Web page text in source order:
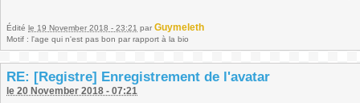
Édité le 19 November 2018 - 23:21 par Guymeleth
Motif : l'age qui n'est pas bon par rapport à la bio
RE: [Registre] Enregistrement de l'avatar
le 20 November 2018 - 07:21